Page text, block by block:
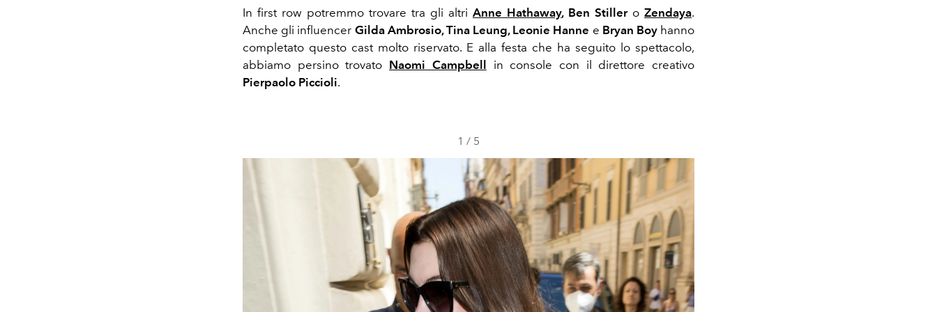
In first row potremmo trovare tra gli altri Anne Hathaway, Ben Stillero Zendaya.
Anche gli influencer Gilda Ambrosio, Tina Leung, Leonie Hanne e Bryan Boyhanno
completato questo cast molto riservato. E alla festa che ha seguito lo spettacolo,
abbiamo persino trovato Naomi Campbell
in console con il direttore creativo
Pierpaolo Piccioli.
1 / 5